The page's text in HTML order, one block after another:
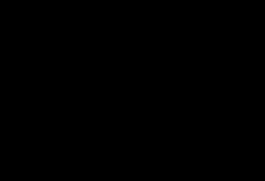
ser melhorados e aqueles
Então, é hora da próxima
Como o nome sugere, é
realizar as melhorias